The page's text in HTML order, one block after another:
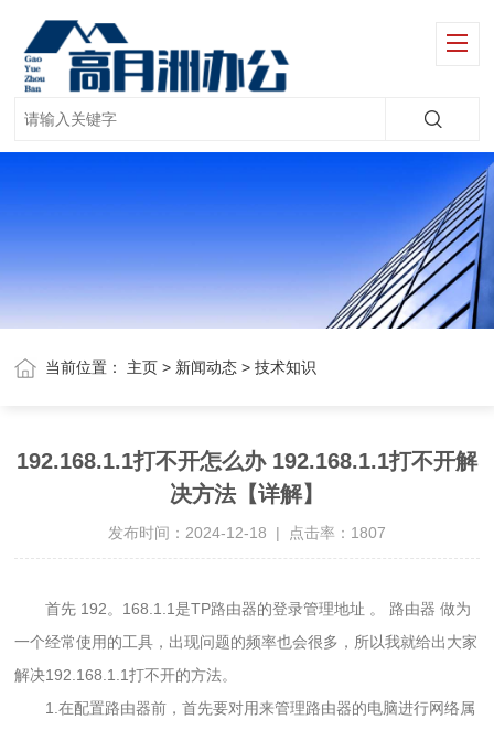
当前位置： 主页 > 新闻动态 >技术知识
192.168.1.1打不开怎么办 192.168.1.1打不开解
决方法【详解】
发布时间：2024-12-18 | 点击率： 1807
首先 192。168.1.1是TP路由器的登录管理地址 。 路由器 做为
一个经常使用的工具，出现问题的频率也会很多，所以我就给出大家
解决192.168.1.1打不开的方法。
1.在配置路由器前，首先要对用来管理路由器的电脑进行网络属